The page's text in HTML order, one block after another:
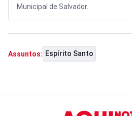
Municipal de Salvador.
Assuntos: Espírito Santo